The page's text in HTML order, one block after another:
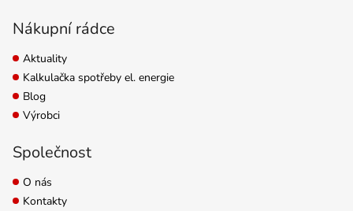
Nákupní rádce
Aktuality
Kalkulačka spotřeby el. energie
Blog
Výrobci
Společnost
O nás
Kontakty